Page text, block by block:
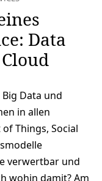
Data
Data und
in allen
Things, Social
verwertbar und
wohin damit? Am